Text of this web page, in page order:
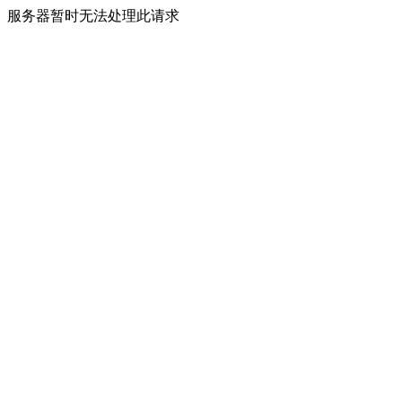
服务器暂时无法处理此请求